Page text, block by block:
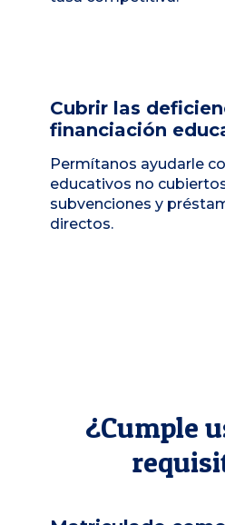
Cubrir las
financiación
Permítanos ayudarle
educativos no
subvenciones y
directos.
¿Cumple